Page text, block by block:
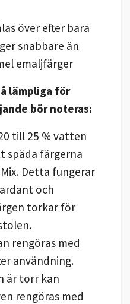
över efter bara
snabbare än
emaljfärger
lämpliga för
bör noteras:
till 25 % vatten
späda färgerna
Detta fungerar
och
torkar för
rengöras med
användning.
är torr kan
rengöras med